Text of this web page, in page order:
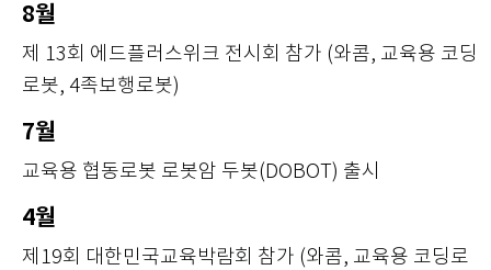
8월
제 13회 에드플러스위크 전시회 참가 (와콤, 교육용 코딩
로봇, 4족보행로봇)
7월
교육용 협동로봇 로봇암 두봇(DOBOT) 출시
4월
제19회 대한민국교육박람회 참가 (와콤, 교육용 코딩로